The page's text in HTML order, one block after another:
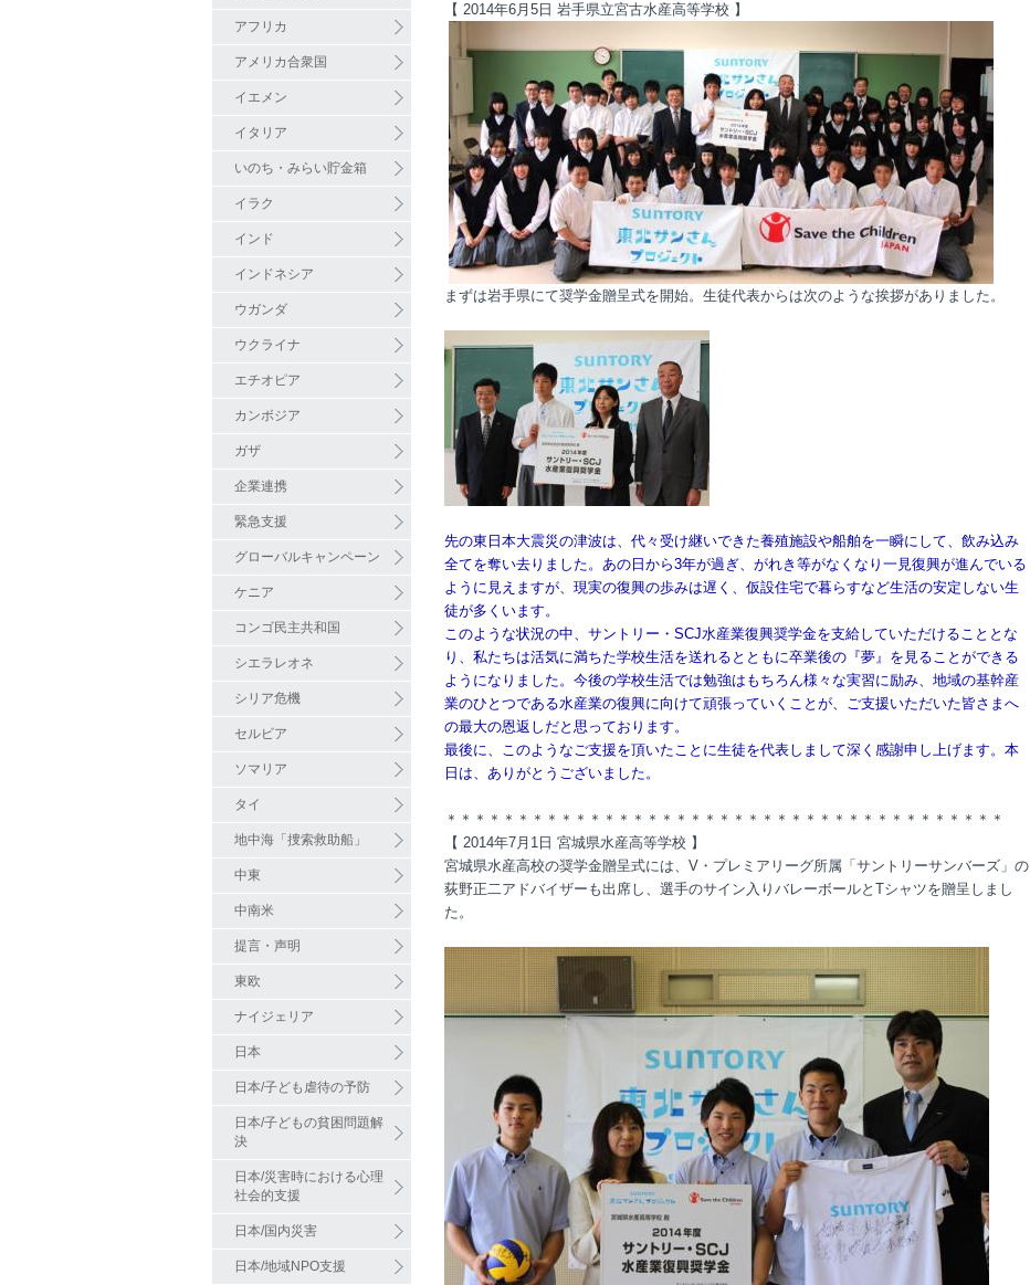
アフリカ
アメリカ合衆国
イエメン
イタリア
いのち・みらい貯金箱
イラク
インド
インドネシア
ウガンダ
ウクライナ
エチオピア
カンボジア
ガザ
企業連携
緊急支援
グローバルキャンペーン
ケニア
コンゴ民主共和国
シエラレオネ
シリア危機
セルビア
ソマリア
タイ
地中海「捜索救助船」
中東
中南米
提言・声明
東欧
ナイジェリア
日本
日本/子ども虐待の予防
日本/子どもの貧困問題解
決
日本/災害時における心理
社会的支援
日本/国内災害
日本/地域NPO支援
【 2014年6月5日 岩手県立宮古水産高等学校 】
まずは岩手県にて奨学金贈呈式を開始。生徒代表からは次のような挨拶がありました。
先の東日本大震災の津波は、代々受け継いできた養殖施設や船舶を一瞬にして、飲み込み
全てを奪い去りました。あの日から3年が過ぎ、がれき等がなくなり一見復興が進んでいる
ように見えますが、現実の復興の歩みは遅く、仮設住宅で暮らすなど生活の安定しない生
徒が多くいます。
このような状況の中、サントリー・SCJ水産業復興奨学金を支給していただけることとな
り、私たちは活気に満ちた学校生活を送れるとともに卒業後の『夢』を見ることができる
ようになりました。今後の学校生活では勉強はもちろん様々な実習に励み、地域の基幹産
業のひとつである水産業の復興に向けて頑張っていくことが、ご支援いただいた皆さまへ
の最大の恩返しだと思っております。
最後に、このようなご支援を頂いたことに生徒を代表しまして深く感謝申し上げます。本
日は、ありがとうございました。
＊＊＊＊＊＊＊＊＊＊＊＊＊＊＊＊＊＊＊＊＊＊＊＊＊＊＊＊＊＊＊＊＊＊＊＊＊＊＊
【 2014年7月1日 宮城県水産高等学校 】
宮城県水産高校の奨学金贈呈式には、V・プレミアリーグ所属「サントリーサンバーズ」の
荻野正二アドバイザーも出席し、選手のサイン入りバレーボールとTシャツを贈呈しまし
た。